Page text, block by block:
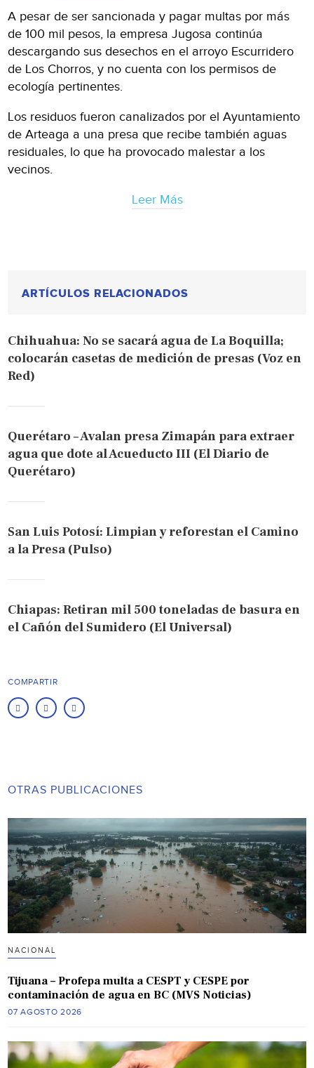
A pesar de ser sancionada y pagar multas por más
de 100 mil pesos, la empresa Jugosa continúa
descargando sus desechos en el arroyo Escurridero
de Los Chorros, y no cuenta con los permisos de
ecología pertinentes.
Los residuos fueron canalizados por el Ayuntamiento
de Arteaga a una presa que recibe también aguas
residuales, lo que ha provocado malestar a los
vecinos.
Leer Más
ARTÍCULOS RELACIONADOS
Chihuahua: No se sacará agua de La Boquilla;
colocarán casetas de medición de presas (Voz en
Red)
Querétaro – Avalan presa Zimapán para extraer
agua que dote al Acueducto III (El Diario de
Querétaro)
San Luis Potosí: Limpian y reforestan el Camino
a la Presa (Pulso)
Chiapas: Retiran mil 500 toneladas de basura en
el Cañón del Sumidero (El Universal)
COMPARTIR
OTRAS PUBLICACIONES
NACIONAL
Tijuana – Profepa multa a CESPT y CESPE por
contaminación de agua en BC (MVS Noticias)
07 AGOSTO 2026